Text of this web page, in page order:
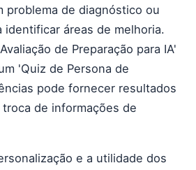
problema de diagnóstico ou
identificar áreas de melhoria.
de Preparação para IA'
'Quiz de Persona de
pode fornecer resultados
de informações de
e a utilidade dos